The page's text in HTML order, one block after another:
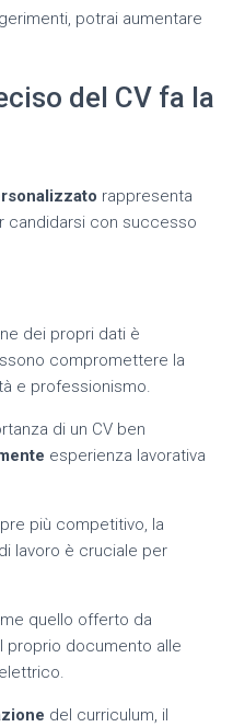
potrai aumentare
del CV fa la
rappresenta
candidarsi con successo
dei propri dati è
compromettere la
e professionismo.
di un CV ben
esperienza lavorativa
più competitivo, la
lavoro è cruciale per
quello offerto da
proprio documento alle
del curriculum, il